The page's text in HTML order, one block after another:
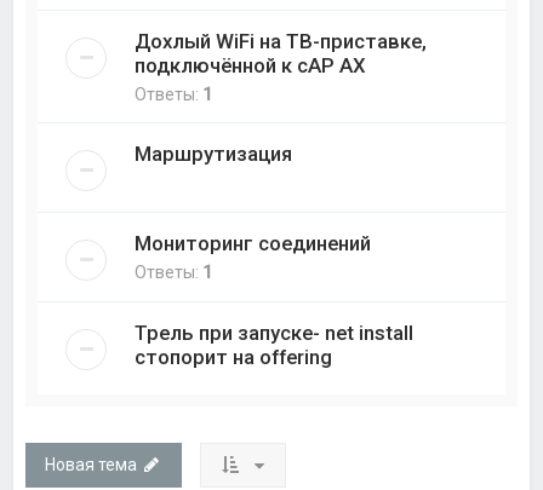
Дохлый WiFi на ТВ-приставке,
подключённой к cAP AX
Ответы: 1
Маршрутизация
Мониторинг соединений
Ответы: 1
Трель при запуске- net install
стопорит на offering
Новая тема